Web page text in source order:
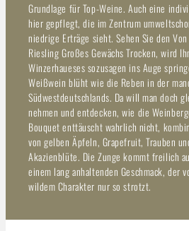
Grundlage für Top-Weine. Auch eine
hier gepflegt, die im Zentrum
niedrige Erträge sieht. Sehen Sie den
Riesling Großes Gewächs Trocken, wird
Winzerhaueses sozusagen ins Auge
Weißwein blüht wie die Reben in der
Südwestdeutschlands. Da will man doch
nehmen und entdecken, wie die
Bouquet enttäuscht wahrlich nicht,
von gelben Äpfeln, Grapefruit, Trauben
Akazienblüte. Die Zunge kommt freilich
einem lang anhaltenden Geschmack, der
wildem Charakter nur so strotzt.